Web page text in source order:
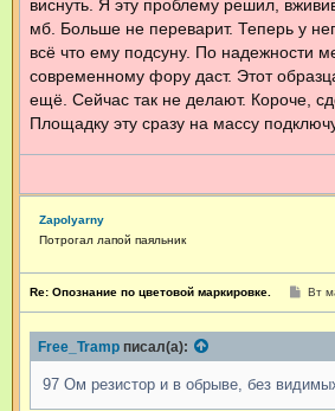
виснуть. Я эту проблему решил,
мб. Больше не переварит. Теперь у
всё что ему подсуну. По надежности
современному фору даст. Этот
ещё. Сейчас так не делают. Короче,
Площадку эту сразу на массу
Zapolyarny
Потрогал лапой паяльник
Re: Опознание по цветовой маркировке.
С
б
е
и
Вт
Free_Tramp писал(а):
97 Ом резистор и в обрыве, без